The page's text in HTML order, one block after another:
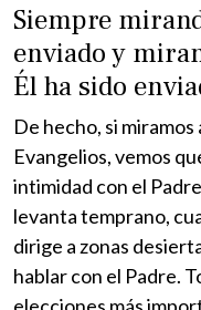
Siempre
enviado y
Él ha sido
De hecho, si
Evangelios, vemos
intimidad con el
levanta temprano,
dirige a zonas
hablar con el Padre.
elecciones más